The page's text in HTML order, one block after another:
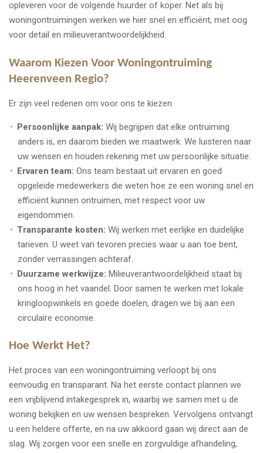
opleveren voor de volgende huurder of koper. Net als bij
woningontruimingen werken we hier snel en efficiënt, met oog
voor detail en milieuverantwoordelijkheid.
Waarom Kiezen Voor Woningontruiming
Heerenveen Regio?
Er zijn veel redenen om voor ons te kiezen:
Persoonlijke aanpak: Wij begrijpen dat elke ontruiming
anders is, en daarom bieden we maatwerk. We luisteren naar
uw wensen en houden rekening met uw persoonlijke situatie.
Ervaren team: Ons team bestaat uit ervaren en goed
opgeleide medewerkers die weten hoe ze een woning snel en
efficiënt kunnen ontruimen, met respect voor uw
eigendommen.
Transparante kosten: Wij werken met eerlijke en duidelijke
tarieven. U weet van tevoren precies waar u aan toe bent,
zonder verrassingen achteraf.
Duurzame werkwijze: Milieuverantwoordelijkheid staat bij
ons hoog in het vaandel. Door samen te werken met lokale
kringloopwinkels en goede doelen, dragen we bij aan een
circulaire economie.
Hoe Werkt Het?
Het proces van een woningontruiming verloopt bij ons
eenvoudig en transparant. Na het eerste contact plannen we
een vrijblijvend intakegesprek in, waarbij we samen met u de
woning bekijken en uw wensen bespreken. Vervolgens ontvangt
u een heldere offerte, en na uw akkoord gaan wij direct aan de
slag. Wij zorgen voor een snelle en zorgvuldige afhandeling,